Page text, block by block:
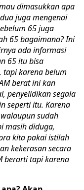
dimasukkan apa
juga mengenai
65 juga
65 bagaimana? Ini
ada informasi
65 itu bisa
tapi karena belum
berat ini kan
penyelidikan segala
seperti itu. Karena
sudah
masih diduga,
kita pakai istilah
kekerasan secara
berarti tapi karena